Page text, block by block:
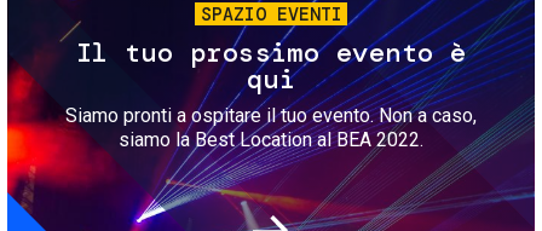
SPAZIO EVENTI
Il tuo prossimo evento è
qui
Siamo pronti a ospitare il tuo evento. Non a caso,
siamo la Best Location al BEA 2022.